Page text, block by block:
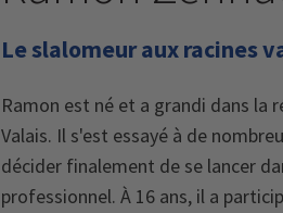
Le slalomeur aux racines
Ramon est né et a grandi dans la
Valais. Il s'est essayé à de
décider finalement de se lancer
professionnel. À 16 ans, il a